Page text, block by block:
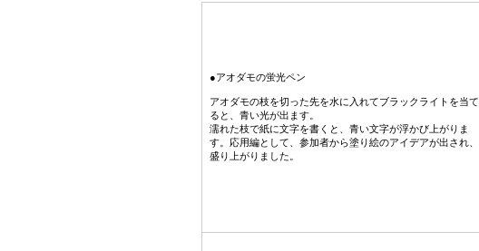
●アオダモの蛍光ペン
アオダモの枝を切った先を水に入れてブラックライトを当て
ると、青い光が出ます。
濡れた枝で紙に文字を書くと、青い文字が浮かび上がりま
す。応用編として、参加者から塗り絵のアイデアが出され、
盛り上がりました。